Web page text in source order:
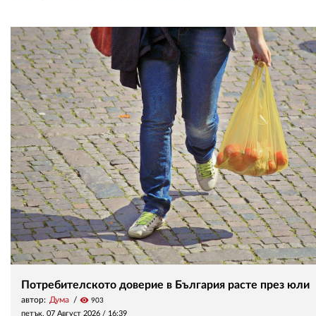
Потребителското доверие в България расте през юли
автор: Дума visibility 903
петък, 07 Август 2026 / 16:39